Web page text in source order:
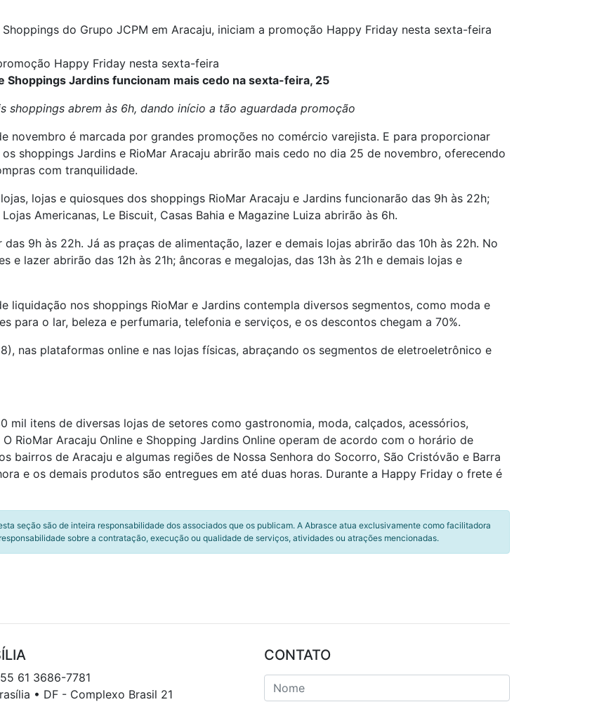
Shoppings do Grupo JCPM em Aracaju, iniciam a promoção Happy Friday nesta sexta-feira
Happy Friday nesta sexta-feira
Shoppings Jardins funcionam mais cedo na sexta-feira, 25
shoppings abrem às 6h, dando início a tão aguardada promoção
novembro é marcada por grandes promoções no comércio varejista. E para proporcionar
shoppings Jardins e RioMar Aracaju abrirão mais cedo no dia 25 de novembro, oferecendo
com tranquilidade.
lojas e quiosques dos shoppings RioMar Aracaju e Jardins funcionarão das 9h às 22h;
Americanas, Le Biscuit, Casas Bahia e Magazine Luiza abrirão às 6h.
9h às 22h. Já as praças de alimentação, lazer e demais lojas abrirão das 10h às 22h. No
e lazer abrirão das 12h às 21h; âncoras e megalojas, das 13h às 21h e demais lojas e
liquidação nos shoppings RioMar e Jardins contempla diversos segmentos, como moda e
para o lar, beleza e perfumaria, telefonia e serviços, e os descontos chegam a 70%.
nas plataformas online e nas lojas físicas, abraçando os segmentos de eletroeletrônico e
mil itens de diversas lojas de setores como gastronomia, moda, calçados, acessórios,
RioMar Aracaju Online e Shopping Jardins Online operam de acordo com o horário de
bairros de Aracaju e algumas regiões de Nossa Senhora do Socorro, São Cristóvão e Barra
e os demais produtos são entregues em até duas horas. Durante a Happy Friday o frete é
seção são de inteira responsabilidade dos associados que os publicam. A Abrasce atua exclusivamente como facilitadora
sobre a contratação, execução ou qualidade de serviços, atividades ou atrações mencionadas.
61 3686-7781
• DF - Complexo Brasil 21
CONTATO